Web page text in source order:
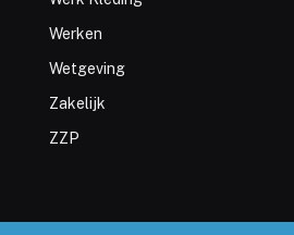
Werken
Wetgeving
Zakelijk
ZZP